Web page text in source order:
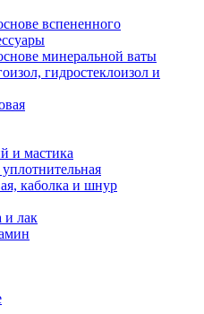
вспененного
минеральной ваты
гидростеклоизол и
и мастика
каболка и шнур
и лак